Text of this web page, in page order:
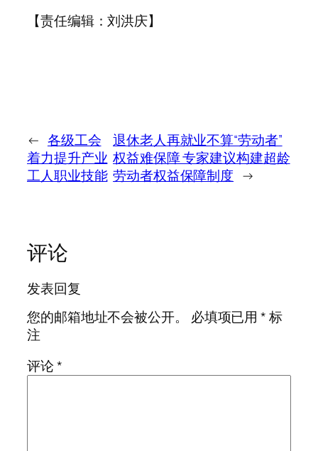
【责任编辑：刘洪庆】
← 各级工会
着力提升产业
工人职业技能
退休老人再就业不算“劳动者”
权益难保障 专家建议构建超龄
劳动者权益保障制度 →
评论
发表回复
您的邮箱地址不会被公开。
必填项已用*标
注
评论*